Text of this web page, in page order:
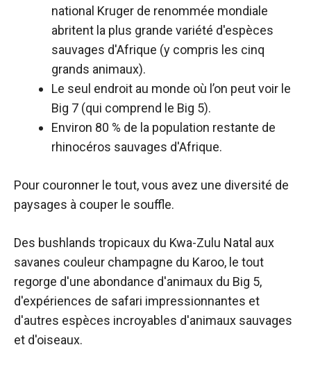
national Kruger de renommée mondiale
abritent la plus grande variété d'espèces
sauvages d'Afrique (y compris les cinq
grands animaux).
Le seul endroit au monde où l’on peut voir le
Big 7 (qui comprend le Big 5).
Environ 80 % de la population restante de
rhinocéros sauvages d'Afrique.
Pour couronner le tout, vous avez une diversité de
paysages à couper le souffle.
Des bushlands tropicaux du Kwa-Zulu Natal aux
savanes couleur champagne du Karoo, le tout
regorge d'une abondance d'animaux du Big 5,
d'expériences de safari impressionnantes et
d'autres espèces incroyables d'animaux sauvages
et d'oiseaux.